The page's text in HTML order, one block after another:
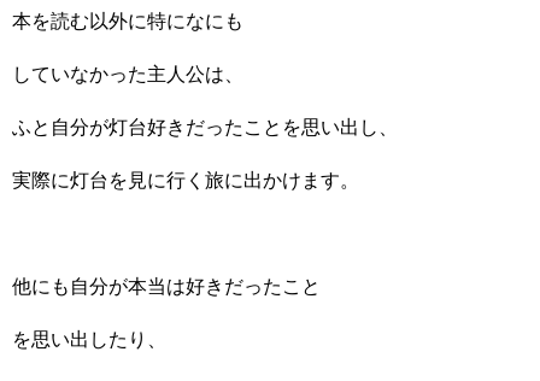
本を読む以外に特になにも
していなかった主人公は、
ふと自分が灯台好きだったことを思い出し、
実際に灯台を見に行く旅に出かけます。
他にも自分が本当は好きだったこと
を思い出したり、